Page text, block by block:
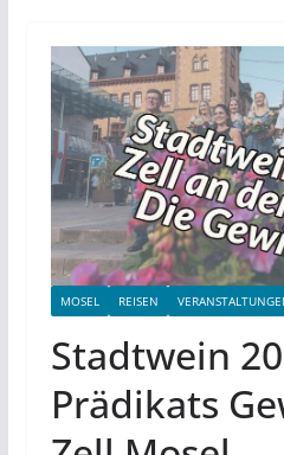
MOSEL REISEN
Stadtwein
Prädikats